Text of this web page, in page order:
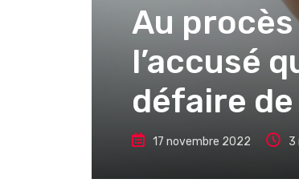
Au
l’accusé
défaire
17 novembre 2022 3